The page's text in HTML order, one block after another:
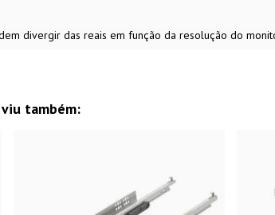
divergir das reais em função da resolução do
também: